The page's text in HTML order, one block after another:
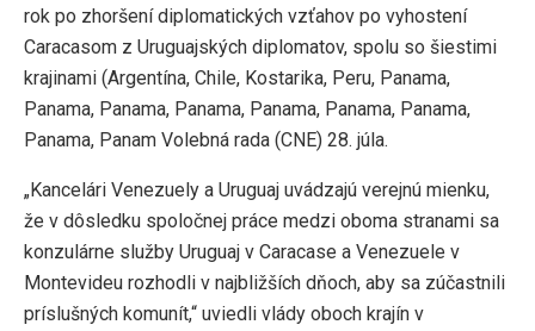
rok po zhoršení diplomatických vzťahov po vyhostení
Caracasom z Uruguajských diplomatov, spolu so šiestimi
krajinami (Argentína, Chile, Kostarika, Peru, Panama,
Panama, Panama, Panama, Panama, Panama, Panama,
Panama, Panam Volebná rada (CNE) 28. júla.
„Kancelári Venezuely a Uruguaj uvádzajú verejnú mienku,
že v dôsledku spoločnej práce medzi oboma stranami sa
konzulárne služby Uruguaj v Caracase a Venezuele v
Montevideu rozhodli v najbližších dňoch, aby sa zúčastnili
príslušných komunít,“ uviedli vlády oboch krajín v